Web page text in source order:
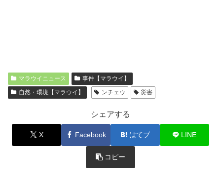
マラウイニュース
事件【マラウイ】
自然・環境【マラウイ】
ンチェウ 災害
シェアする
X Facebook はてブ LINE
コピー